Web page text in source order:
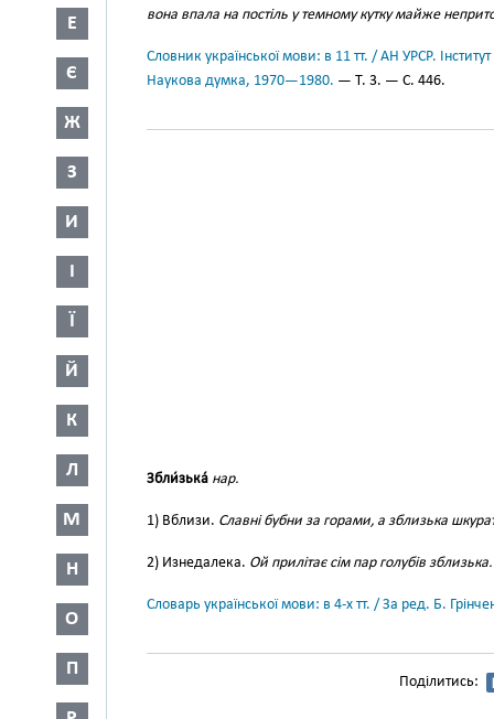
Е
Є
Ж
З
И
І
Ї
Й
К
Л
М
Н
О
П
вона впала на постіль у темному кутку майже
Словник української мови: в 11 тт. / АН УРСР.
Наукова думка, 1970—1980. — Т. 3. — С. 446.
Збли́зька́ нар.
1) Вблизи. Славні бубни за горами, а зблизька
2) Изнедалека. Ой прилітає сім пар голубів зблизька.
Словарь української мови: в 4-х тт. / За ред. Б.
Поділитись: